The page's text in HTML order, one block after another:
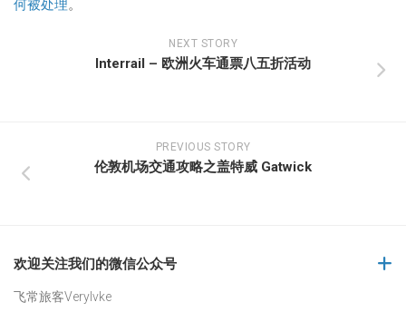
何被处理。
NEXT STORY
Interrail – 欧洲火车通票八五折活动
PREVIOUS STORY
伦敦机场交通攻略之盖特威 Gatwick
欢迎关注我们的微信公众号
飞常旅客Verylvke